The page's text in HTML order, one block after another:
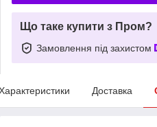
Що таке купити з Пром?
Замовлення під захистом
Доставка